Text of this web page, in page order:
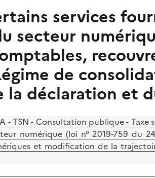
services
secteur
de
la déclaration et
- TSN - Consultation publique - Taxe
numérique (loi n° 2019-759 du
et modification de la